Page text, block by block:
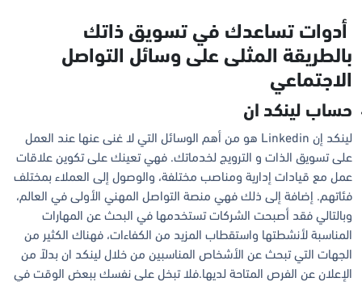
أدوات تساعدك في تسويق ذاتك
بالطريقة المثلى على وسائل التواصل
الاجتماعي
حساب لينكد ان
لينكد إن Linkedin هو من أهم الوسائل التي لا غنى عنها عند العمل
على تسويق الذات و الترويج لخدماتك. فهي تعينك على تكوين علاقات
عمل مع قيادات إدارية ومناصب مختلفة، والوصول إلى العملاء بمختلف
فئاتهم. إضافة إلى ذلك فهي منصة التواصل المهني الأولى في العالم،
وبالتالي فقد أصبحت الشركات تستخدمها في البحث عن المهارات
المناسبة لأنشطتها واستقطاب المزيد من الكفاءات، فهناك الكثير من
الجهات التي تبحث عن الأشخاص المناسبين من خلال لينكد ان بدلاً من
الإعلان عن الفرص المتاحة لديها.فلا تبخل على نفسك ببعض الوقت في